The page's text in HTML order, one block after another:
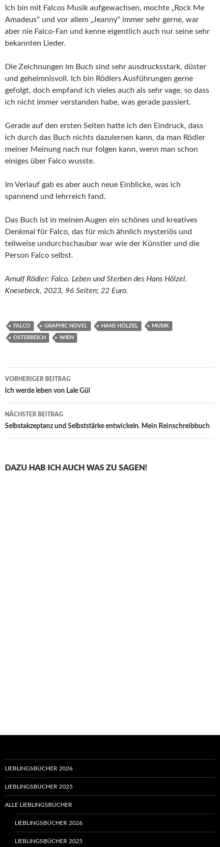
Ich bin mit Falcos Musik aufgewachsen, mochte „Rock Me
Amadeus“ und vor allem „Jeanny“ immer sehr gerne, war
aber nie Falco-Fan und kenne eigentlich auch nur seine sehr
bekannten Lieder.
Die Zeichnungen im Buch sind sehr ausdrucksstark, düster
und geheimnisvoll. Ich bin Rödlers Ausführungen gerne
gefolgt, doch empfand ich vieles auch als sehr vage, so dass
ich nicht immer verstanden habe, was gerade passiert.
Gerade auf den ersten Seiten hatte ich den Eindruck, dass
ich durch das Buch nichts dazulernen kann, da man Rödler
meiner Meinung nach nur folgen kann, wenn man schon
einiges über Falco wusste.
Im Verlauf gab es aber auch neue Einblicke, was ich
spannend und lehrreich fand.
Das Buch ist in meinen Augen ein schönes und kreatives
Denkmal für Falco, das für mich ähnlich mysteriös und
teilweise undurchschaubar war wie der Künstler und die
Person Falco selbst.
Arnulf Rödler: Falco. Leben und Sterben des Hans Hölzel.
Knesebeck, 2023, 96 Seiten; 22 Euro.
FALCO GRAPHIC NOVEL HANS HÖLZEL MUSIK
ÖSTERREICH WIEN
Beitragsnavigation
VORHERIGER BEITRAG
Ich werde leben von Lale Gül
NÄCHSTER BEITRAG
Selbstakzeptanz und Selbststärke entwickeln. Mein Reinschreibbuch
DAZU HAB ICH AUCH WAS ZU SAGEN!
LIEBLINGSBÜCHER 2026
LIEBLINGSBÜCHER 2025
ALLE LIEBLINGSBÜCHER
LIEBLINGSBÜCHER 2026
LIEBLINGSBÜCHER 2025